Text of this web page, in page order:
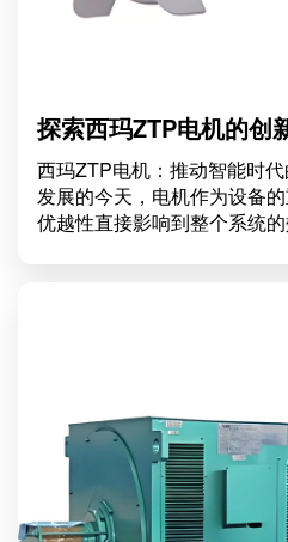
探索西玛ZTP电机的创
西玛ZTP电机：推动智能时
发展的今天，电机作为设备
优越性直接影响到整个系统